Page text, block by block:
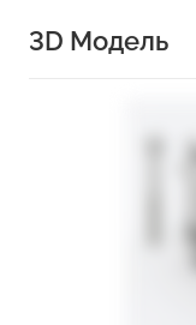
3D Модель